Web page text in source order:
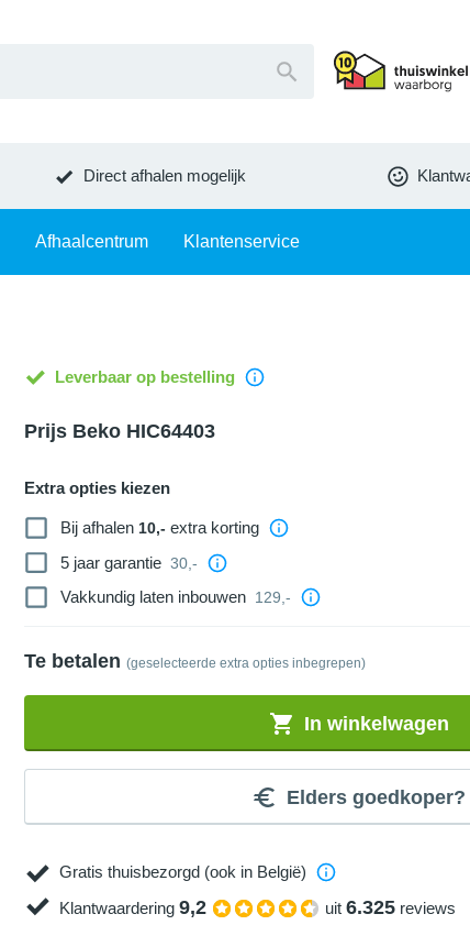
Direct afhalen mogelijk
Afhaalcentrum Klantenservice
Leverbaar op bestelling
Prijs Beko HIC64403
Extra opties kiezen
Bij afhalen 10,-extra korting
5 jaar garantie 30,-
Vakkundig laten inbouwen 129,-
Te betalen (geselecteerde extra opties inbegrepen)
In winkelwagen
Elders goedkoper?
Gratis thuisbezorgd (ook in België)
Klantwaardering 9,2 uit 6.325 reviews